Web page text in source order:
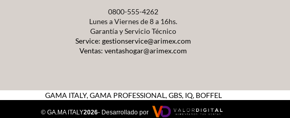
0800-555-4262
Lunes a Viernes de 8 a 16hs.
Garantía y Servicio Técnico
Service: gestionservice@arimex.com
Ventas: ventashogar@arimex.com
GAMA ITALY,GAMA PROFESSIONAL, GBS, IQ, BOFFEL
© GA.MA ITALY2026- Desarrollado por